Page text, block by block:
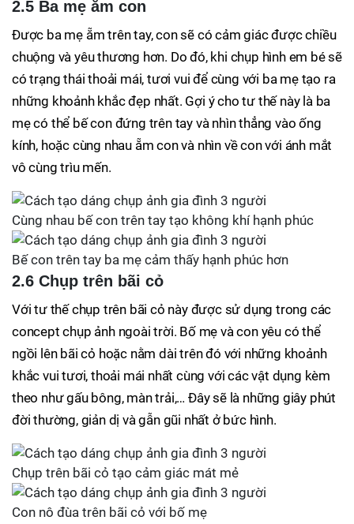
2.5 Ba mẹ ẵm con
Được ba mẹ ẵm trên tay, con sẽ có cảm giác được chiều
chuộng và yêu thương hơn. Do đó, khi chụp hình em bé sẽ
có trạng thái thoải mái, tươi vui để cùng với ba mẹ tạo ra
những khoảnh khắc đẹp nhất. Gợi ý cho tư thế này là ba
mẹ có thể bế con đứng trên tay và nhìn thẳng vào ống
kính, hoặc cùng nhau ẵm con và nhìn về con với ánh mắt
vô cùng trìu mến.
Cùng nhau bế con trên tay tạo không khí hạnh phúc
Bế con trên tay ba mẹ cảm thấy hạnh phúc hơn
2.6 Chụp trên bãi cỏ
Với tư thế chụp trên bãi cỏ này được sử dụng trong các
concept chụp ảnh ngoài trời. Bố mẹ và con yêu có thể
ngồi lên bãi cỏ hoặc nằm dài trên đó với những khoảnh
khắc vui tươi, thoải mái nhất cùng với các vật dụng kèm
theo như gấu bông, màn trải,… Đây sẽ là những giây phút
đời thường, giản dị và gẫn gũi nhất ở bức hình.
Chụp trên bãi cỏ tạo cảm giác mát mẻ
Con nô đùa trên bãi cỏ với bố mẹ